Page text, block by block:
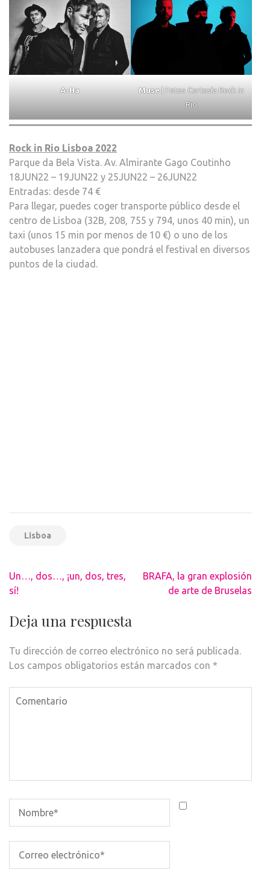
A-Ha Muse| Fotos Cortesía Rock in
Rio
Rock in Rio Lisboa 2022
Parque da Bela Vista. Av. Almirante Gago Coutinho
18JUN22 – 19JUN22 y 25JUN22 – 26JUN22
Entradas: desde 74 €
Para llegar, puedes coger transporte público desde el
centro de Lisboa (32B, 208, 755 y 794, unos 40 min), un
taxi (unos 15 min por menos de 10 €) o uno de los
autobuses lanzadera que pondrá el festival en diversos
puntos de la ciudad.
Lisboa
Navegación
de
Un…, dos…, ¡un, dos, tres,
sí!
BRAFA, la gran explosión
de arte de Bruselas
Deja una respuesta
Tu dirección de correo electrónico no será publicada.
Los campos obligatorios están marcados con *